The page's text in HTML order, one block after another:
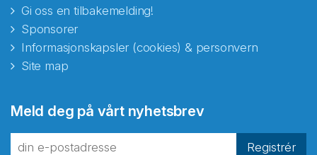
Gi oss en tilbakemelding!
Sponsorer
Informasjonskapsler (cookies) & personvern
Site map
Meld deg på vårt nyhetsbrev
Registrér